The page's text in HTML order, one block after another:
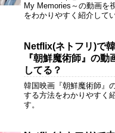
My Memories～の動画を
をわかりやすく紹介して
Netflix(ネトフリ)で
『朝鮮魔術師』の動
してる？
韓国映画『朝鮮魔術師』
する方法をわかりやすく
す。